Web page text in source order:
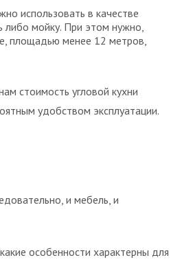
использовать в качестве
либо мойку. При этом нужно,
площадью менее 12 метров,
стоимость угловой кухни
удобством эксплуатации.
и мебель, и
особенности характерны для